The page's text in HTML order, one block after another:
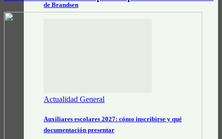
de Brandsen
Actualidad General
Auxiliares escolares 2027: cómo inscribirse y qué
documentación presentar